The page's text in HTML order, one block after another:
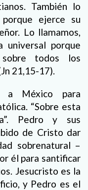
También lo
ejerce su
Lo llamamos,
universal porque
todos los
21,15-17).
a México para
“Sobre esta
Pedro y sus
de Cristo dar
sobrenatural –
él para santificar
Jesucristo es la
y Pedro es el